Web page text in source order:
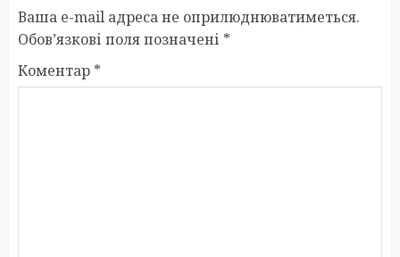
Ваша e-mail адреса не оприлюднюватиметься.
Обов’язкові поля позначені *
Коментар *